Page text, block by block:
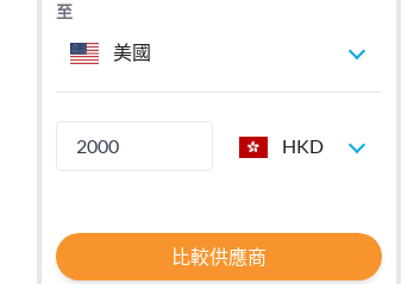
至
美國
HKD
比較供應商